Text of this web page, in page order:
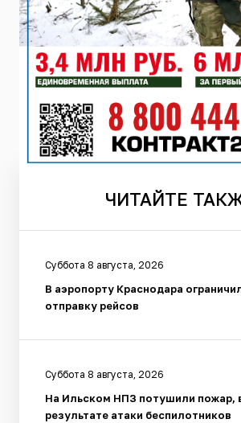
ЧИТАЙТЕ
Суббота 8 августа, 2026
В аэропорту Краснодара
отправку рейсов
Суббота 8 августа, 2026
На Ильском НПЗ потушили пожар,
результате атаки беспилотников